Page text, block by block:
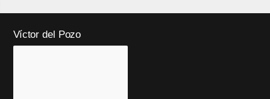
Víctor del Pozo